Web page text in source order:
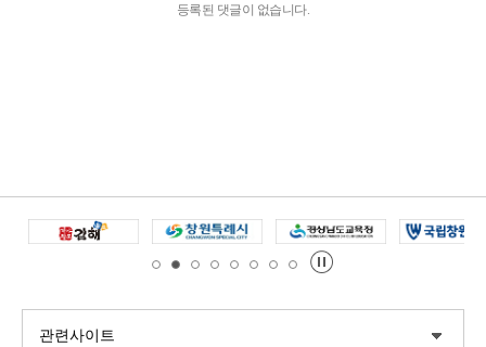
등록된 댓글이 없습니다.